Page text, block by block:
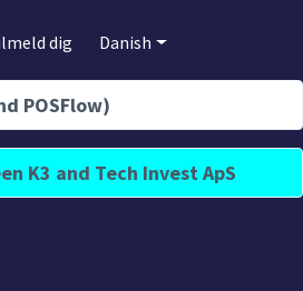
dig Danish
POSFlow)
K3 and Tech Invest ApS